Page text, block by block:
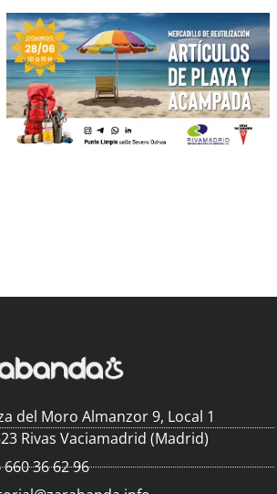
del Moro Almanzor 9, Local 1
Rivas Vaciamadrid (Madrid)
660 36 62 96